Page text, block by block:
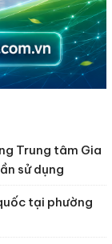
Trung tâm Gia
sử dụng
tại phường